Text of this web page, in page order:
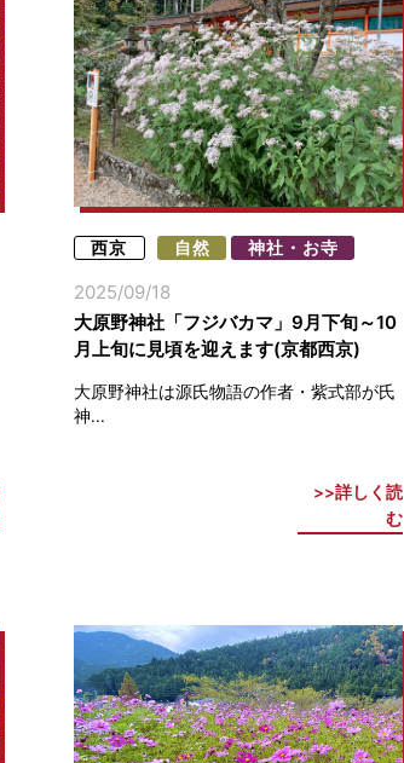
西京 自然 神社・お寺
2025/09/18
大原野神社「フジバカマ」9月下旬～10
月上旬に見頃を迎えます(京都西京)
大原野神社は源氏物語の作者・紫式部が氏
神...
詳しく読
む